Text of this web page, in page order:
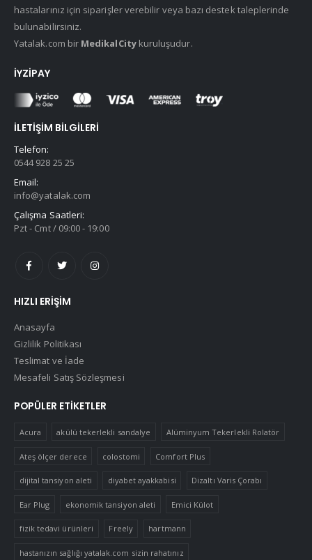
hastalarınız için siparişler verebilir veya bazı destek taleplerinde
bulunabilirsiniz.
Yatalak.com bir MedikalCitykuruluşudur.
İYZIPAY
İLETIŞIM BILGILERI
Telefon:
0544 928 25 25
Email:
info@yatalak.com
Çalışma Saatleri:
Pzt - Cmt / 09:00 - 19:00
HIZLI ERIŞIM
Anasayfa
Gizlilik Politikası
Teslimat ve İade
Mesafeli Satış Sözleşmesi
POPÜLER ETIKETLER
Acura akülü tekerlekli sandalye Alüminyum Tekerlekli Rolatör
Ateş ölçer derece colostomi Comfort Plus
dijital tansiyon aleti diyabet ayakkabisi Dizaltı Varis Çorabı
Ear Plug ekonomik tansiyon aleti Emici Külot
fizik tedavi ürünleri Freely hartmann
hastanızın sağlığı yatalak.com sizin rahatınız